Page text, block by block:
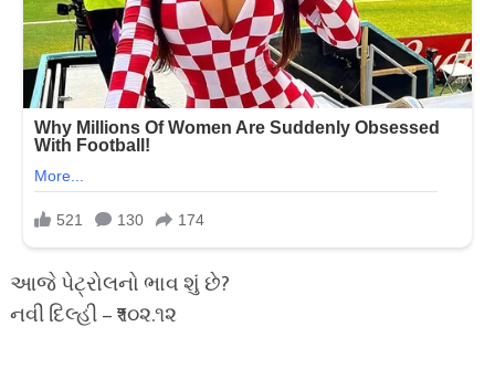
આજે પેટ્રોલનો ભાવ શું છે?
નવી દિલ્હી – ₹૧૦૨.૧૨